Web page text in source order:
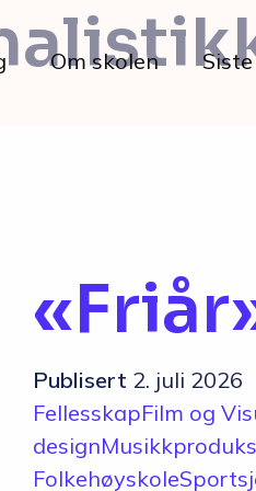
Om skolen
Publisert 2. juli 2026
FellesskapFilm og
design
Folkehøyskole